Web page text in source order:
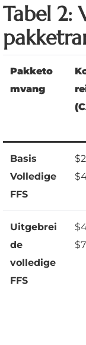
Tabel 2:
Pakketo
mvang
Basis
Volledige
FFS
Uitgebrei
de
volledige
FFS